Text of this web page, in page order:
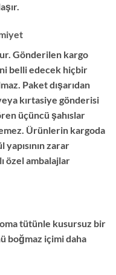
Gönderilen kargo
belli edecek hiçbir
Paket dışarıdan
kırtasiye gönderisi
üçüncü şahıslar
Ürünlerin kargoda
zarar
özel ambalajlar
tütünle kusursuz bir
boğmaz içimi daha